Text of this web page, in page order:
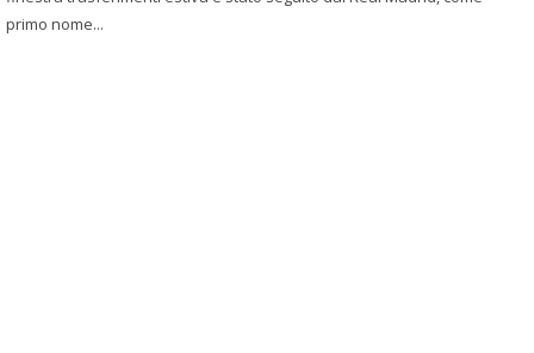
primo nome...